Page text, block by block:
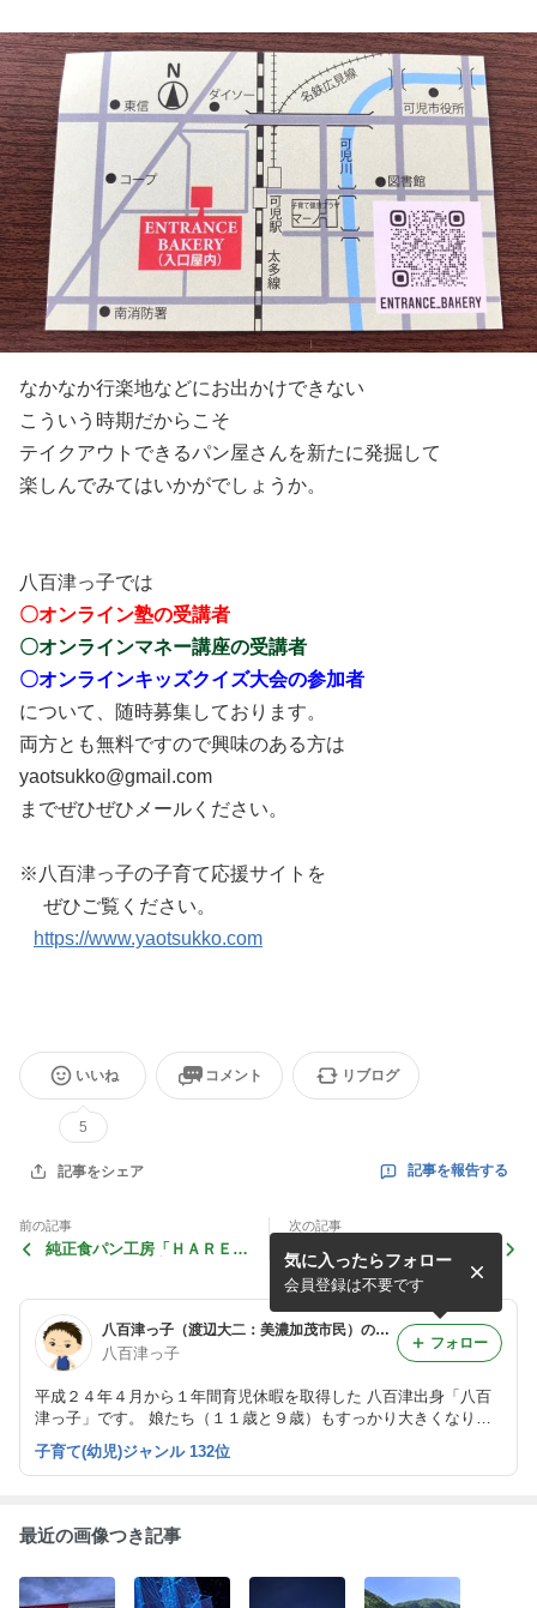
なかなか行楽地などにお出かけできない
こういう時期だからこそ
テイクアウトできるパン屋さんを新たに発掘して
楽しんでみてはいかがでしょうか。
八百津っ子では
〇オンライン塾の受講者
〇オンラインマネー講座の受講者
〇オンラインキッズクイズ大会の参加者
について、随時募集しております。
両方とも無料ですので興味のある方は
yaotsukko@gmail.com
までぜひぜひメールください。
※八百津っ子の子育て応援サイトを
ぜひご覧ください。
https://www.yaotsukko.com
いいね
5
コメント リブログ
記事をシェア 記事を報告する
前の記事
純正食パン工房「ＨＡＲＥ／
次の記事
若尾製菓さんの「ＦＡＣＴＯ
ＲＹ ＳＴＯＲＥ製造直売
所」（蜂屋工場：中部台）に
行ってきました。
八百津っ子（渡辺大二：美濃加茂市民）のイクメン日記「１年間の育休終了」
八百津っ子
平成２４年４月から１年間育児休暇を取得した 八百津出身「八百
津っ子」です。 娘たち（１１歳と９歳）もすっかり大きくなりま
したが、 まだまだ慌ただしい毎日を過ごしています。 美濃加茂・
可児市周辺の子育て施設・育児情報を掲載してます。
気に入ったらフォロー
会員登録は不要です
フォロー
子育て(幼児)ジャンル 132位
最近の画像つき記事